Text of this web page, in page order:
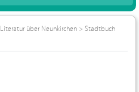
Literatur über Neunkirchen > Stadtbuch